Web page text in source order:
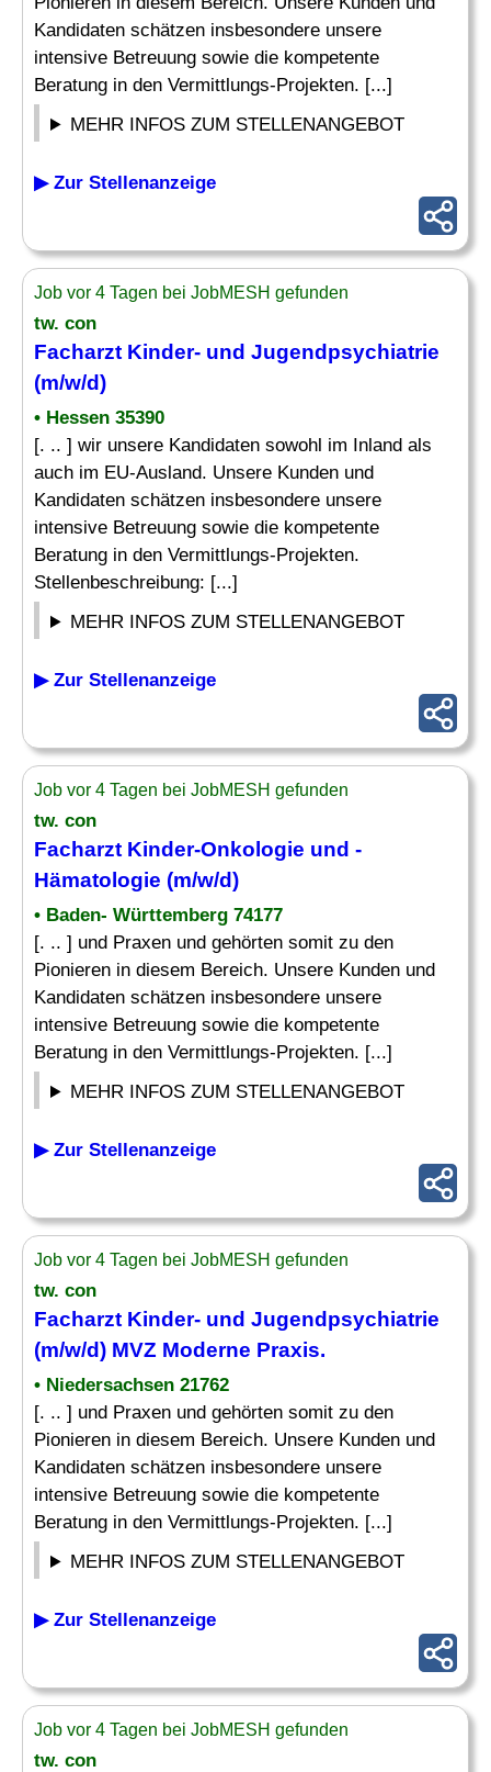
Kandidaten schätzen insbesondere unsere
intensive Betreuung sowie die kompetente
Beratung in den Vermittlungs-Projekten. [...]
MEHR INFOS ZUM STELLENANGEBOT
▶ Zur Stellenanzeige
Job vor 4 Tagen bei JobMESH gefunden
tw. con
Facharzt Kinder- und Jugendpsychiatrie
(m/w/d)
• Hessen 35390
[. .. ] wir unsere Kandidaten sowohl im Inland als
auch im EU-Ausland. Unsere Kunden und
Kandidaten schätzen insbesondere unsere
intensive Betreuung sowie die kompetente
Beratung in den Vermittlungs-Projekten.
Stellenbeschreibung: [...]
MEHR INFOS ZUM STELLENANGEBOT
▶ Zur Stellenanzeige
Job vor 4 Tagen bei JobMESH gefunden
tw. con
Facharzt Kinder-Onkologie und -
Hämatologie (m/w/d)
• Baden- Württemberg 74177
[. .. ] und Praxen und gehörten somit zu den
Pionieren in diesem Bereich. Unsere Kunden und
Kandidaten schätzen insbesondere unsere
intensive Betreuung sowie die kompetente
Beratung in den Vermittlungs-Projekten. [...]
MEHR INFOS ZUM STELLENANGEBOT
▶ Zur Stellenanzeige
Job vor 4 Tagen bei JobMESH gefunden
tw. con
Facharzt Kinder- und Jugendpsychiatrie
(m/w/d) MVZ Moderne Praxis.
• Niedersachsen 21762
[. .. ] und Praxen und gehörten somit zu den
Pionieren in diesem Bereich. Unsere Kunden und
Kandidaten schätzen insbesondere unsere
intensive Betreuung sowie die kompetente
Beratung in den Vermittlungs-Projekten. [...]
MEHR INFOS ZUM STELLENANGEBOT
▶ Zur Stellenanzeige
Job vor 4 Tagen bei JobMESH gefunden
tw. con